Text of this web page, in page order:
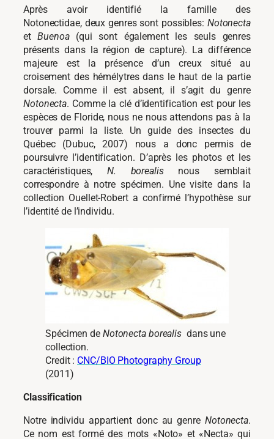
Après avoir identifié la famille des
Notonectidae, deux genres sont possibles: Notonecta
etBuenoa (qui sont également les seuls genres
présents dans la région de capture). La différence
majeure est la présence d’un creux situé au
croisement des hémélytres dans le haut de la partie
dorsale. Comme il est absent, il s’agit du genre
Notonecta. Comme la clé d’identification est pour les
espèces de Floride, nous ne nous attendons pas à la
trouver parmi la liste. Un guide des insectes du
Québec (Dubuc, 2007) nous a donc permis de
poursuivre l’identification. D’après les photos et les
caractéristiques,N. borealisnous semblait
correspondre à notre spécimen. Une visite dans la
collection Ouellet-Robert a confirmé l’hypothèse sur
l’identité de l’individu.
Spécimen de Notonecta borealis dans une
collection.
Credit : CNC/BIO Photography Group
(2011)
Classification
Notre individu appartient donc au genre Notonecta.
Ce nom est formé des mots «Noto» et «Necta» qui